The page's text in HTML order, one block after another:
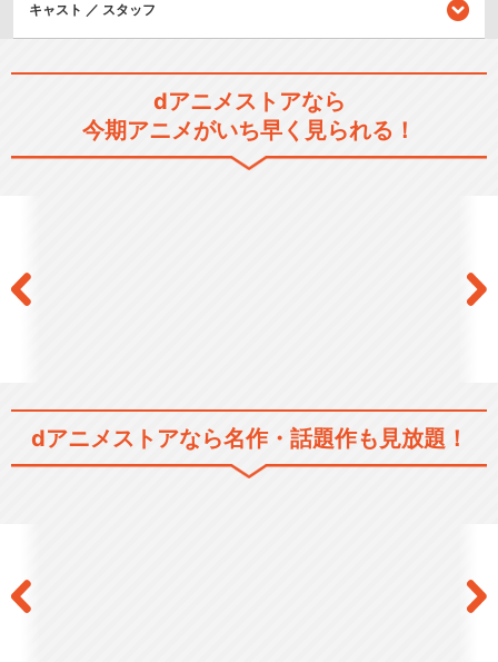
乃木坂春香の秘密 ふぃな～れ
♪
キャスト ／ スタッフ
dアニメストアなら
今期アニメがいち早く見られる！
dアニメストアなら名作・話題作も見放題！